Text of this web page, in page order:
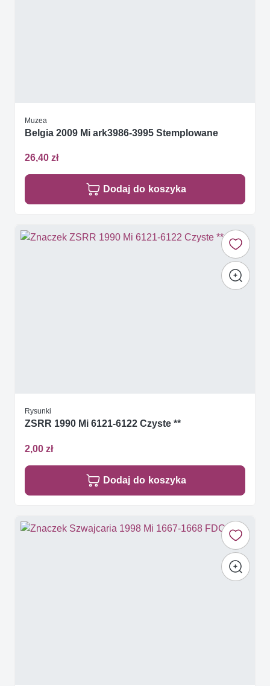
Muzea
Belgia 2009 Mi ark3986-3995 Stemplowane
26,40 zł
Dodaj do koszyka
Rysunki
ZSRR 1990 Mi 6121-6122 Czyste **
2,00 zł
Dodaj do koszyka